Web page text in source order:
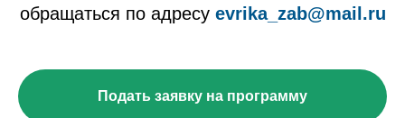
обращаться по адресу evrika_zab@mail.ru
Подать заявку на программу